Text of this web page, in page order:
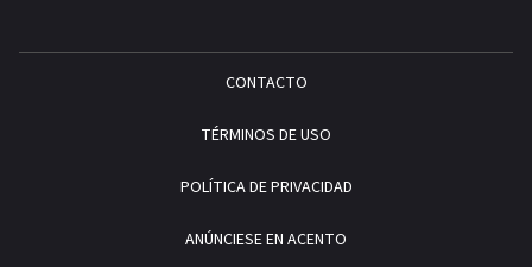
CONTACTO
TÉRMINOS DE USO
POLÍTICA DE PRIVACIDAD
ANÚNCIESE EN ACENTO